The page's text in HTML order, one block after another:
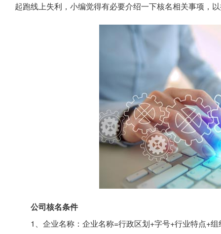
起跑线上失利，小编觉得有必要介绍一下核名相关事项，
公司核名条件
1、企业名称：企业名称=行政区划+字号+行业特点+